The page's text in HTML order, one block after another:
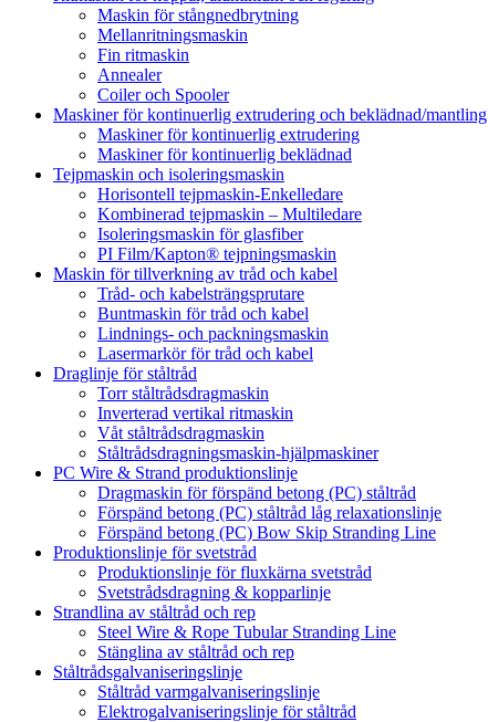
Maskin för stångnedbrytning
Mellanritningsmaskin
Fin ritmaskin
Annealer
Coiler och Spooler
Maskiner för kontinuerlig extrudering och beklädnad/mantling
Maskiner för kontinuerlig extrudering
Maskiner för kontinuerlig beklädnad
Tejpmaskin och isoleringsmaskin
Horisontell tejpmaskin-Enkelledare
Kombinerad tejpmaskin – Multiledare
Isoleringsmaskin för glasfiber
PI Film/Kapton® tejpningsmaskin
Maskin för tillverkning av tråd och kabel
Tråd- och kabelsträngsprutare
Buntmaskin för tråd och kabel
Lindnings- och packningsmaskin
Lasermarkör för tråd och kabel
Draglinje för ståltråd
Torr ståltrådsdragmaskin
Inverterad vertikal ritmaskin
Våt ståltrådsdragmaskin
Ståltrådsdragningsmaskin-hjälpmaskiner
PC Wire & Strand produktionslinje
Dragmaskin för förspänd betong (PC) ståltråd
Förspänd betong (PC) ståltråd låg relaxationslinje
Förspänd betong (PC) Bow Skip Stranding Line
Produktionslinje för svetstråd
Produktionslinje för fluxkärna svetstråd
Svetstrådsdragning & kopparlinje
Strandlina av ståltråd och rep
Steel Wire & Rope Tubular Stranding Line
Stänglina av ståltråd och rep
Ståltrådsgalvaniseringslinje
Ståltråd varmgalvaniseringslinje
Elektrogalvaniseringslinje för ståltråd